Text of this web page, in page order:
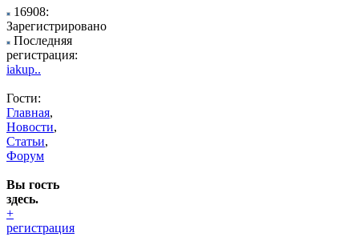
16908:
Зарегистрировано
Последняя
регистрация:
iakup..
Гости:
Главная,
Новости,
Статьи,
Форум
Вы гость
здесь.
+
регистрация